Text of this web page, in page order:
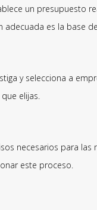
un presupuesto
adecuada es la base
y selecciona a
elijas.
necesarios para las
este proceso.